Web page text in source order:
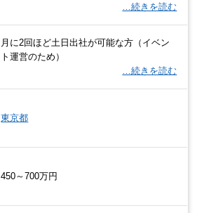
…続きを読む
月に2回ほど土日出社が可能な方（イベン
ト運営のため）
…続きを読む
東京都
450～700万円